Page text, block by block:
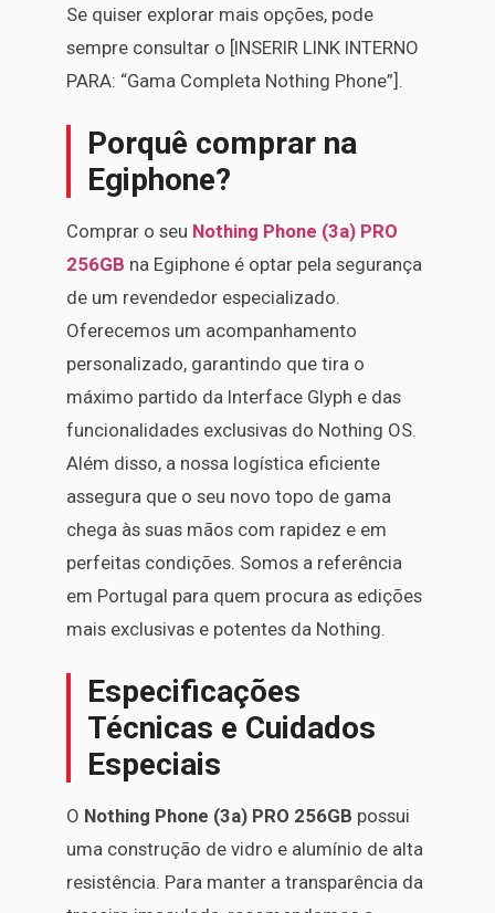
Se quiser explorar mais opções, pode
sempre consultar o [INSERIR LINK INTERNO
PARA: “Gama Completa Nothing Phone”].
Porquê comprar na
Egiphone?
Comprar o seu Nothing Phone (3a) PRO
256GB na Egiphone é optar pela segurança
de um revendedor especializado.
Oferecemos um acompanhamento
personalizado, garantindo que tira o
máximo partido da Interface Glyph e das
funcionalidades exclusivas do Nothing OS.
Além disso, a nossa logística eficiente
assegura que o seu novo topo de gama
chega às suas mãos com rapidez e em
perfeitas condições. Somos a referência
em Portugal para quem procura as edições
mais exclusivas e potentes da Nothing.
Especificações
Técnicas e Cuidados
Especiais
O Nothing Phone (3a) PRO 256GB possui
uma construção de vidro e alumínio de alta
resistência. Para manter a transparência da